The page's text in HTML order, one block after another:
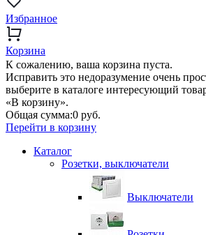
Избранное
Корзина
К сожалению, ваша корзина пуста.
Исправить это недоразумение очень
выберите в каталоге интересующий
«В корзину».
Общая сумма:0 руб.
Перейти в корзину
Каталог
Розетки, выключатели
Выключатели